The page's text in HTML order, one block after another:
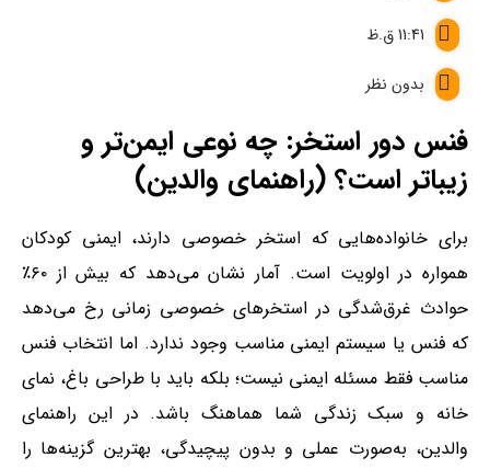
11:41 ق.ظ
بدون نظر
فنس دور استخر: چه نوعی ایمن‌تر و
زیباتر است؟ (راهنمای والدین)
برای خانواده‌هایی که استخر خصوصی دارند، ایمنی کودکان
همواره در اولویت است. آمار نشان می‌دهد که بیش از ۶۰٪
حوادث غرق‌شدگی در استخرهای خصوصی زمانی رخ می‌دهد
که فنس یا سیستم ایمنی مناسب وجود ندارد. اما انتخاب فنس
مناسب فقط مسئله ایمنی نیست؛ بلکه باید با طراحی باغ، نمای
خانه و سبک زندگی شما هماهنگ باشد. در این راهنمای
والدین، به‌صورت عملی و بدون پیچیدگی، بهترین گزینه‌ها را